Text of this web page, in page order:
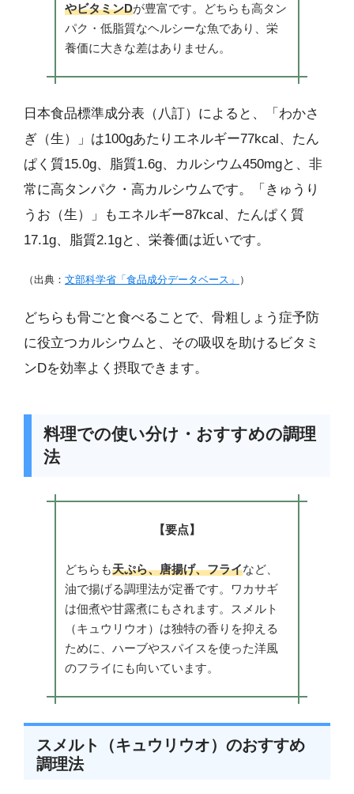
やビタミンDが豊富です。どちらも高タン
パク・低脂質なヘルシーな魚であり、栄
養価に大きな差はありません。
日本食品標準成分表（八訂）によると、「わかさ
ぎ（生）」は100gあたりエネルギー77kcal、たん
ぱく質15.0g、脂質1.6g、カルシウム450mgと、非
常に高タンパク・高カルシウムです。「きゅうり
うお（生）」もエネルギー87kcal、たんぱく質
17.1g、脂質2.1gと、栄養価は近いです。
（出典： 文部科学省「食品成分データベース」 ）
どちらも骨ごと食べることで、骨粗しょう症予防
に役立つカルシウムと、その吸収を助けるビタミ
ンDを効率よく摂取できます。
料理での使い分け・おすすめの調理
法
【要点】
どちらも天ぷら、唐揚げ、フライなど、
油で揚げる調理法が定番です。ワカサギ
は佃煮や甘露煮にもされます。スメルト
（キュウリウオ）は独特の香りを抑える
ために、ハーブやスパイスを使った洋風
のフライにも向いています。
スメルト（キュウリウオ）のおすすめ
調理法